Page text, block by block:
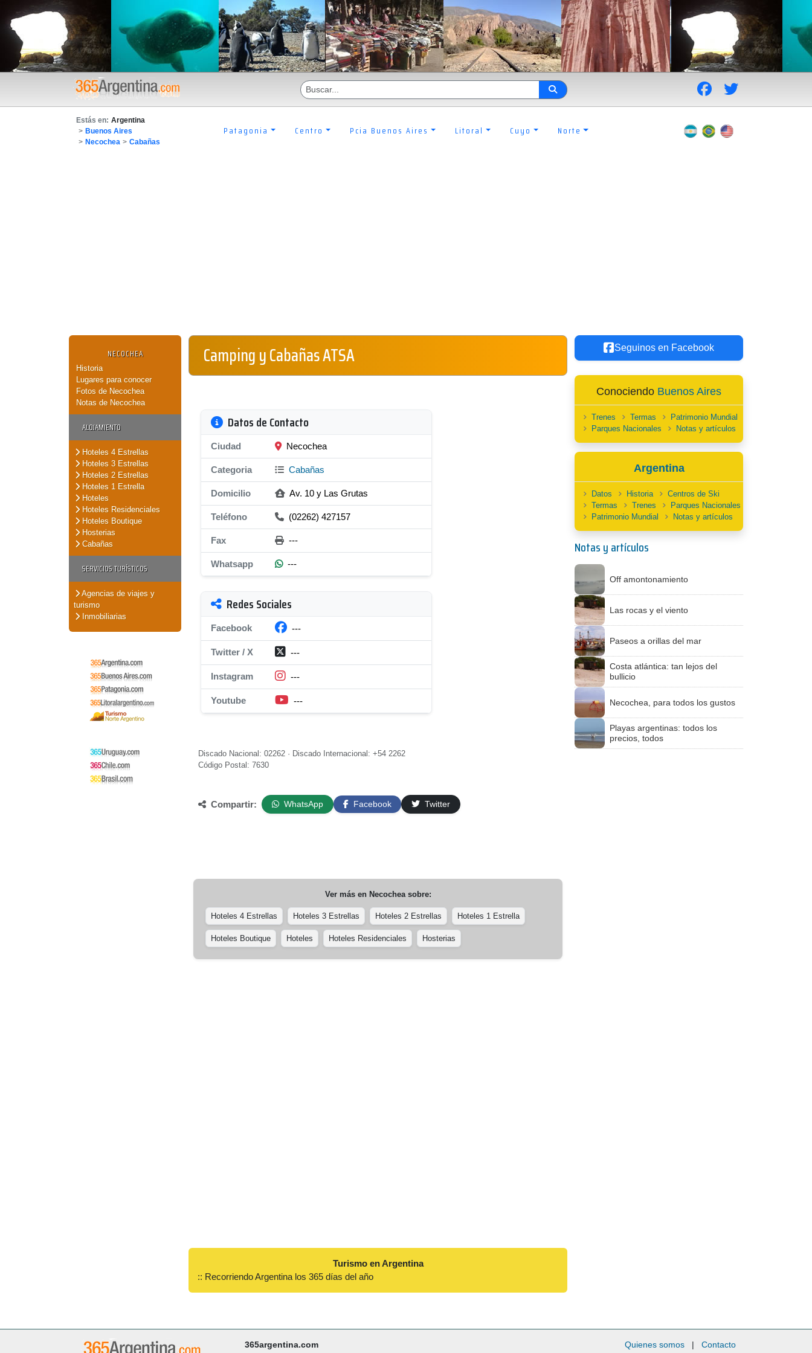
Estás en: Argentina
> Buenos Aires
> Necochea > Cabañas
Patagonia Centro Pcia Buenos Aires Litoral Cuyo Norte
NECOCHEA
Historia
Lugares para conocer
Fotos de Necochea
Notas de Necochea
ALOJAMIENTO
Hoteles 4 Estrellas
Hoteles 3 Estrellas
Hoteles 2 Estrellas
Hoteles 1 Estrella
Hoteles
Hoteles Residenciales
Hoteles Boutique
Hosterias
Cabañas
SERVICIOS TURÍSTICOS
Agencias de viajes y
turismo
Inmobiliarias
Camping y Cabañas ATSA
Datos de Contacto
Ciudad Necochea
Categoria Cabañas
Domicilio Av. 10 y Las Grutas
Teléfono (02262) 427157
Fax ---
Whatsapp ---
Redes Sociales
Facebook ---
Twitter / X ---
Instagram ---
Youtube ---
Discado Nacional: 02262 · Discado Internacional: +54 2262
Código Postal: 7630
Compartir: WhatsApp Facebook Twitter
Ver más en Necocheasobre:
Hoteles 4 Estrellas Hoteles 3 Estrellas Hoteles 2 Estrellas Hoteles 1 Estrella
Hoteles Boutique Hoteles Hoteles Residenciales Hosterias
Turismo en Argentina
:: Recorriendo Argentina los 365 días del año
Seguinos en Facebook
Conociendo Buenos Aires
Trenes Termas
Patrimonio Mundial
Parques Nacionales
Notas y artículos
Argentina
Datos Historia
Centros de Ski
Termas
Trenes
Parques Nacionales
Patrimonio Mundial
Notas y artículos
Notas y artículos
Off amontonamiento
Las rocas y el viento
Paseos a orillas del mar
Costa atlántica: tan lejos del
bullicio
Necochea, para todos los gustos
Playas argentinas: todos los
precios, todos
365argentina.com
Quienes somos | Contacto